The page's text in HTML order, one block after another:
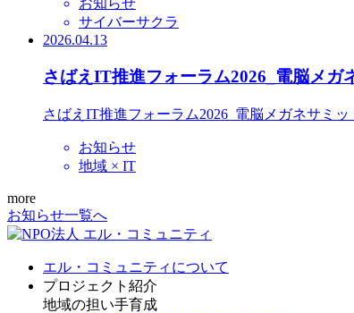
お知らせ
サイバーサクラ
2026.04.13
さばえIT推進フォーラム2026_電脳メガ
さばえIT推進フォーラム2026_電脳メガネサミッ
お知らせ
地域 × IT
more
お知らせ一覧へ
エル・コミュニティについて
プロジェクト紹介
地域の担い手育成